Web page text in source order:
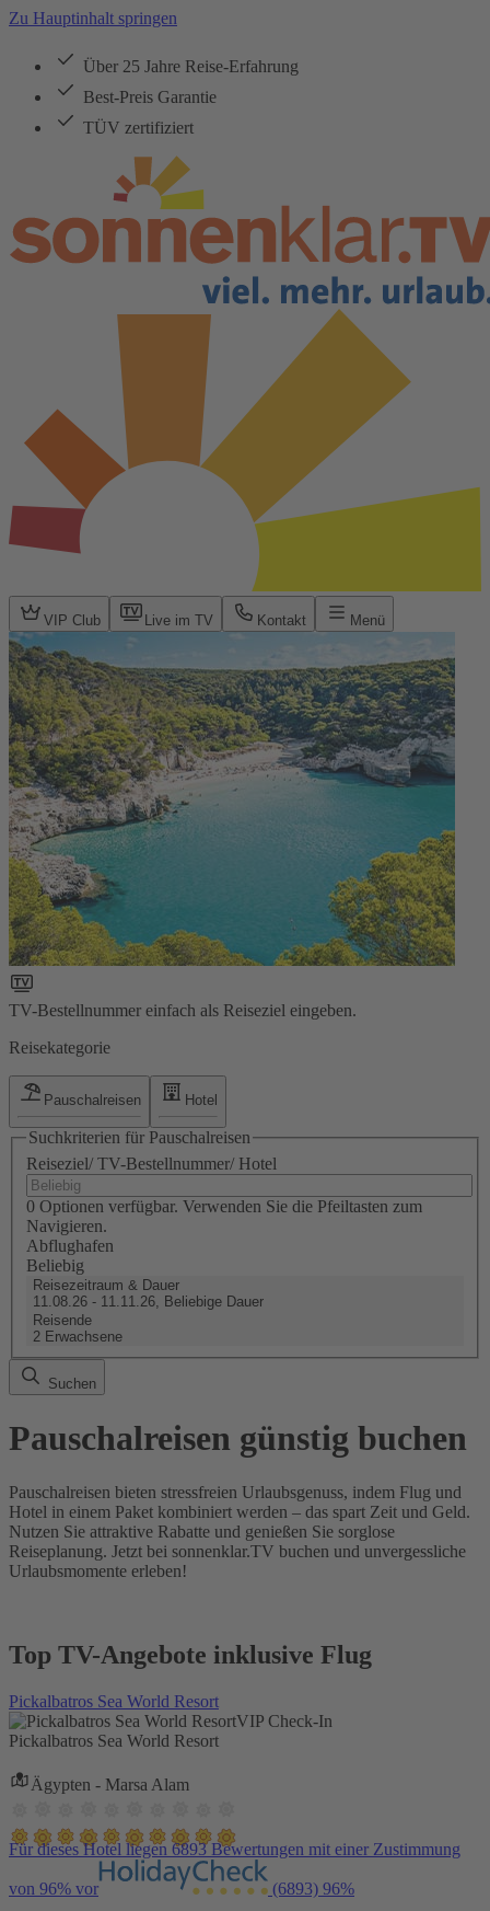
Zu Hauptinhalt springen
Über 25 Jahre Reise-Erfahrung
Best-Preis Garantie
TÜV zertifiziert
VIP Club Live im TV Kontakt Menü
TV-Bestellnummer einfach als Reiseziel eingeben.
Reisekategorie
Pauschalreisen Hotel
Suchkriterien für Pauschalreisen
Reiseziel/ TV-Bestellnummer/ Hotel
0 Optionen verfügbar. Verwenden Sie die Pfeiltasten zum
Navigieren.
Abflughafen
Beliebig
Reisezeitraum & Dauer
11.08.26 - 11.11.26, Beliebige Dauer
Reisende
2 Erwachsene
Suchen
Pauschalreisen günstig buchen
Pauschalreisen bieten stressfreien Urlaubsgenuss, indem Flug und
Hotel in einem Paket kombiniert werden – das spart Zeit und Geld.
Nutzen Sie attraktive Rabatte und genießen Sie sorglose
Reiseplanung. Jetzt bei sonnenklar.TV buchen und unvergessliche
Urlaubsmomente erleben!
Top TV-Angebote inklusive Flug
Pickalbatros Sea World Resort
VIP Check-In
Pickalbatros Sea World Resort
Ägypten - Marsa Alam
Für dieses Hotel liegen 6893 Bewertungen mit einer Zustimmung
von 96% vor (6893) 96%